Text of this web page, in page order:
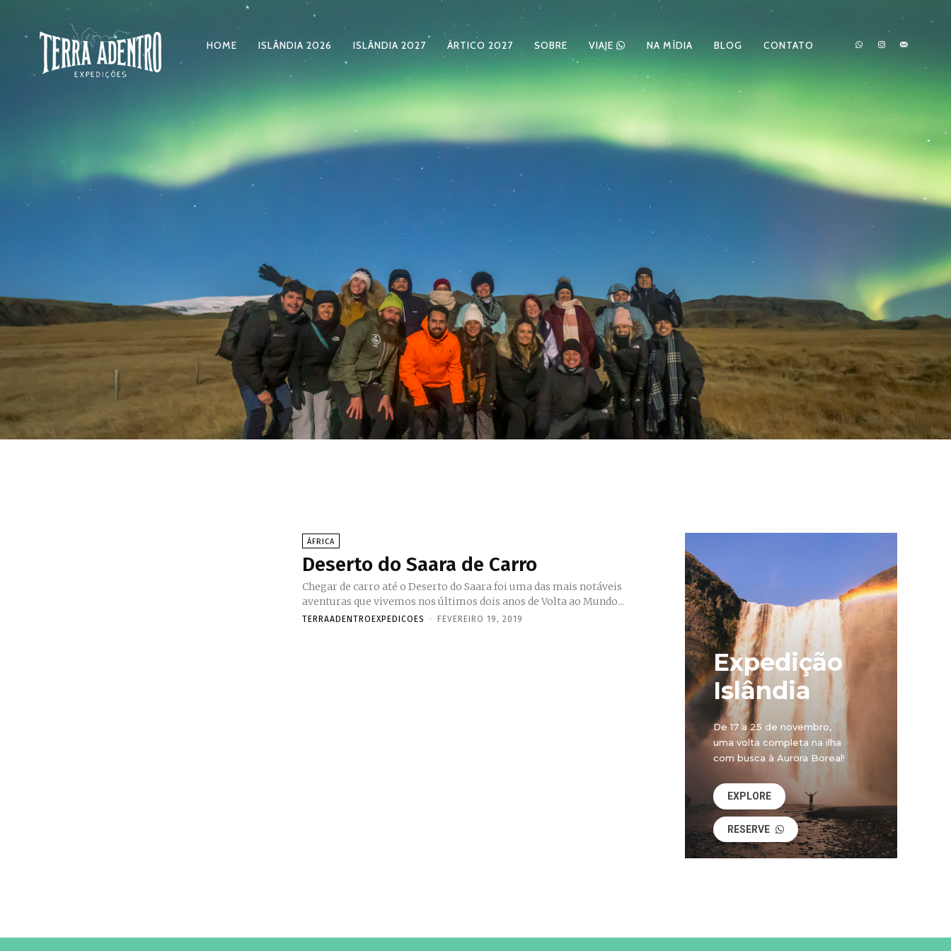
HOME ISLÂNDIA 2026 ISLÂNDIA 2027 ÁRTICO 2027 SOBRE VIAJE NA MÍDIA BLOG CONTATO
ÁFRICA
Deserto do Saara de Carro
Chegar de carro até o Deserto do Saara foi uma das mais notáveis
aventuras que vivemos nos últimos dois anos de Volta ao Mundo...
TERRAADENTROEXPEDICOES - FEVEREIRO 19, 2019
Expedição
Islândia
De 17 a 25 de novembro,
uma volta completa na ilha
com busca à Aurora Boreal!
EXPLORE
RESERVE